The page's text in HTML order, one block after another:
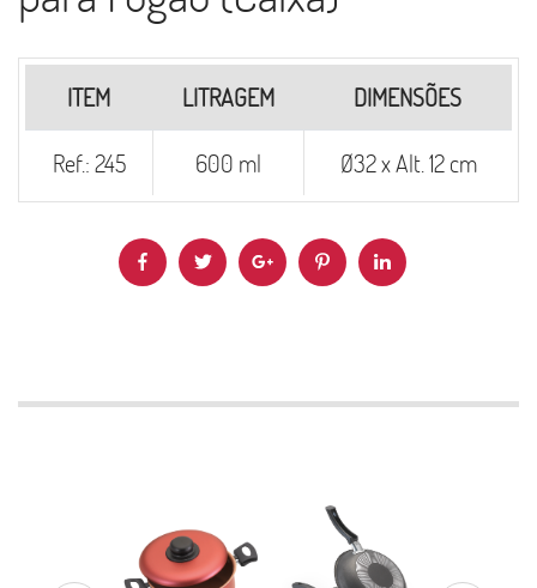
ITEM LITRAGEM DIMENSÕES
Ref.: 245 600 ml Ø32 x Alt. 12 cm